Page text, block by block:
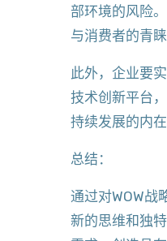
部环境的风险
与消费者的青睐
此外，企业要
技术创新平台
持续发展的内
总结：
通过对WOW战
新的思维和独